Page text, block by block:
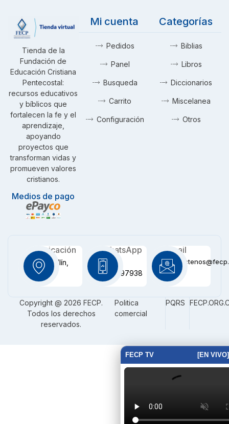
FECP TV [EN VIVO]
Tienda de la
Fundación de
Educación Cristiana
Pentecostal:
recursos educativos
y bíblicos que
fortalecen la fe y el
aprendizaje,
apoyando
proyectos que
transforman vidas y
promueven valores
cristianos.
Medios de pago
Mi cuenta
Pedidos
Panel
Busqueda
Carrito
Configuración
Categorías
Biblias
Libros
Diccionarios
Miscelanea
Otros
Ubicación
Medellín,
CO
WhatsApp
+57
3116097938
Email
Copyright @ 2026 FECP.
Todos los derechos
reservados.
Politica
comercial
PQRS